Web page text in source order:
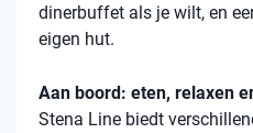
dinerbuffet als je wilt, en
eigen hut.
Aan boord: eten, relaxen
Stena Line biedt